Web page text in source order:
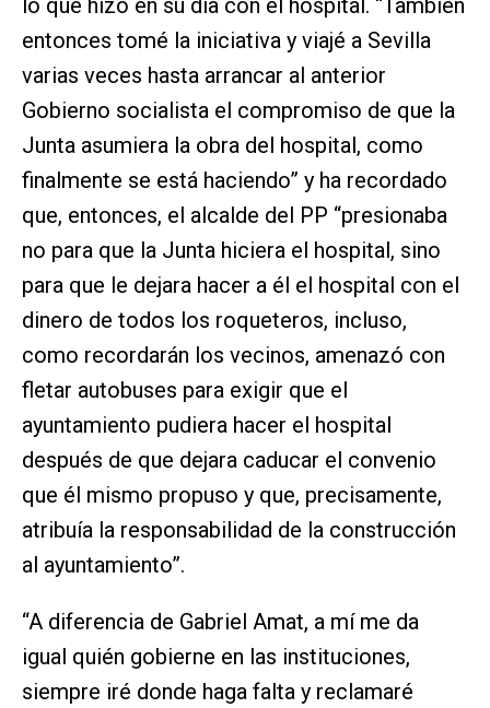
lo que hizo en su día con el hospital. “También
entonces tomé la iniciativa y viajé a Sevilla
varias veces hasta arrancar al anterior
Gobierno socialista el compromiso de que la
Junta asumiera la obra del hospital, como
finalmente se está haciendo” y ha recordado
que, entonces, el alcalde del PP “presionaba
no para que la Junta hiciera el hospital, sino
para que le dejara hacer a él el hospital con el
dinero de todos los roqueteros, incluso,
como recordarán los vecinos, amenazó con
fletar autobuses para exigir que el
ayuntamiento pudiera hacer el hospital
después de que dejara caducar el convenio
que él mismo propuso y que, precisamente,
atribuía la responsabilidad de la construcción
al ayuntamiento”.
“A diferencia de Gabriel Amat, a mí me da
igual quién gobierne en las instituciones,
siempre iré donde haga falta y reclamaré